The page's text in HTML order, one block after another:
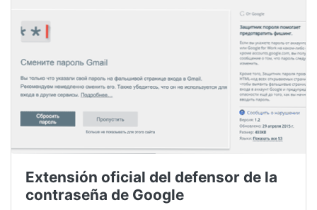
Extensión oficial del defensor de la
contraseña de Google